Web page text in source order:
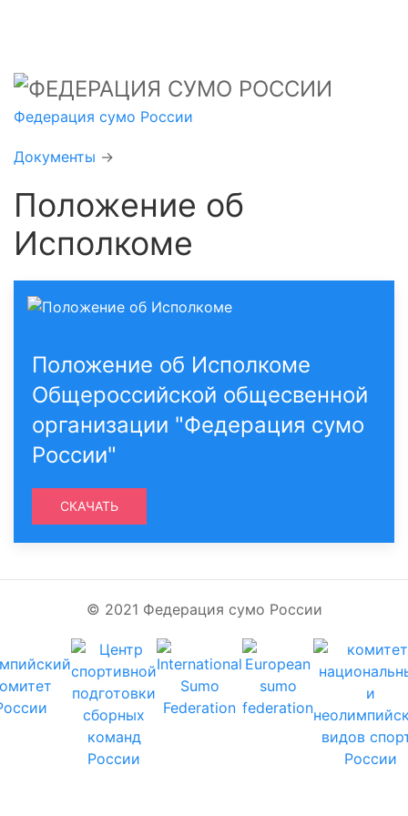
Федерация сумо России
Документы →
Положение об
Исполкоме
Положение об Исполкоме
Общероссийской общесвенной
организации "Федерация сумо
России"
СКАЧАТЬ
© 2021 Федерация сумо России